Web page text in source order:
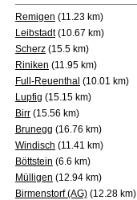
Remigen (11.23 km)
Leibstadt(10.67 km)
Scherz (15.5 km)
Riniken (11.95 km)
Full-Reuenthal (10.01 km)
Lupfig (15.15 km)
Birr (15.56 km)
Brunegg (16.76 km)
Windisch (11.41 km)
Böttstein (6.6 km)
Mülligen (12.94 km)
Birmenstorf (AG) (12.28 km)